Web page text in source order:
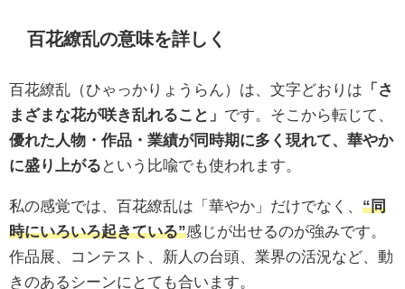
百花繚乱の意味を詳しく
百花繚乱（ひゃっかりょうらん）は、文字どおりは 「さ
まざまな花が咲き乱れること」 です。そこから転じて、
優れた人物・作品・業績が同時期に多く現れて、華やか
に盛り上がる という比喩でも使われます。
私の感覚では、百花繚乱は「華やか」だけでなく、 “同
時にいろいろ起きている”感じが出せるのが強みです。
作品展、コンテスト、新人の台頭、業界の活況など、動
きのあるシーンにとても合います。